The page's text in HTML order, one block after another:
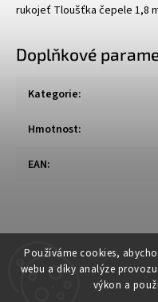
Používáme cookies,
webu a díky analýze
výkon a
rukojeť Tloušťka čepele 1,8
Doplňkové
Kategorie:
Hmotnost:
EAN: